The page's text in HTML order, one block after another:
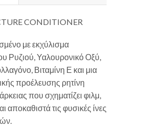
CONDITIONER
με εκχύλισμα
Ρυζιού, Υαλουρονικό Οξύ,
Βιταμίνη Ε και μια
προέλευσης ρητίνη
που σχηματίζει φιλμ,
αποκαθιστά τις φυσικές ίνες